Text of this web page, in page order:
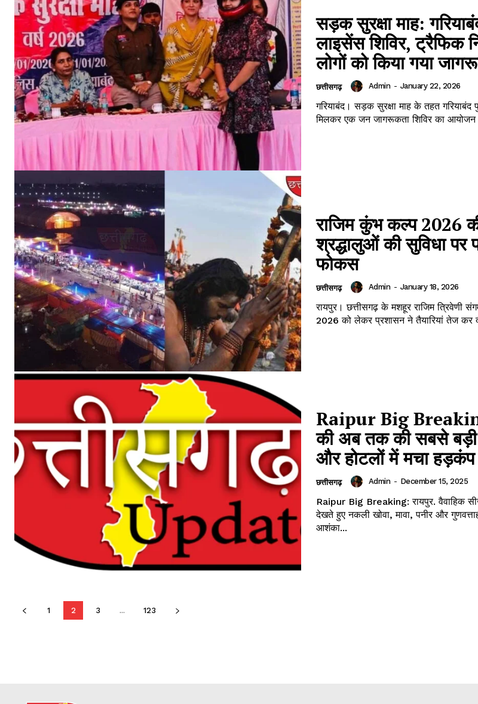
सड़क सुरक्षा माह:
लाइसेंस शिविर, ट्रैफिक
लोगों को किया गया
छत्तीसगढ़ Admin - January 22, 2026
गरियाबंद। सड़क सुरक्षा माह के तहत
मिलकर एक जन जागरूकता शिविर का आयोजन
राजिम कुंभ कल्प 2026
श्रद्धालुओं की सुविधा पर
फोकस
छत्तीसगढ़ Admin - January 18, 2026
रायपुर। छत्तीसगढ़ के मशहूर राजिम त्रिवेणी
2026 को लेकर प्रशासन ने तैयारियां तेज कर
Raipur Big
की अब तक की सबसे बड़ी
और होटलों में मचा हड़कंप
छत्तीसगढ़ Admin - December 15, 2025
Raipur Big Breaking: रायपुर. वैवाहिक
देखते हुए नकली खोवा, मावा, पनीर और
आशंका...
1 2 3 ... 123